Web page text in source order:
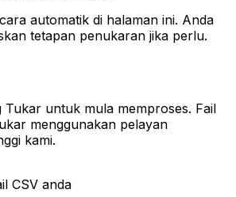
automatik di halaman ini. Anda
tetapan penukaran jika perlu.
Tukar untuk mula memproses. Fail
menggunakan pelayan
kami.
CSV anda